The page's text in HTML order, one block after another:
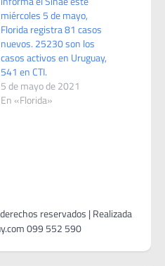
miércoles 5 de mayo,
Florida registra 81 casos
nuevos. 25230 son los
casos activos en Uruguay,
541 en CTI.
5 de mayo de 2021
En «Florida»